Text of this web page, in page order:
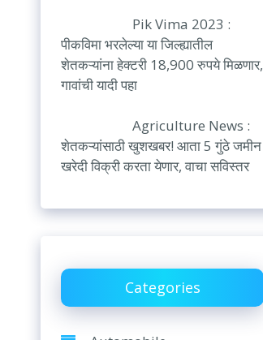
Pik Vima 2023 :
पीकविमा भरलेल्या या जिल्ह्यातील
शेतकऱ्यांना हेक्टरी 18,900 रुपये मिळणार,
गावांची यादी पहा
Agriculture News :
शेतकऱ्यांसाठी खुशखबर! आता 5 गुंठे जमीन
खरेदी विक्री करता येणार, वाचा सविस्तर
Categories